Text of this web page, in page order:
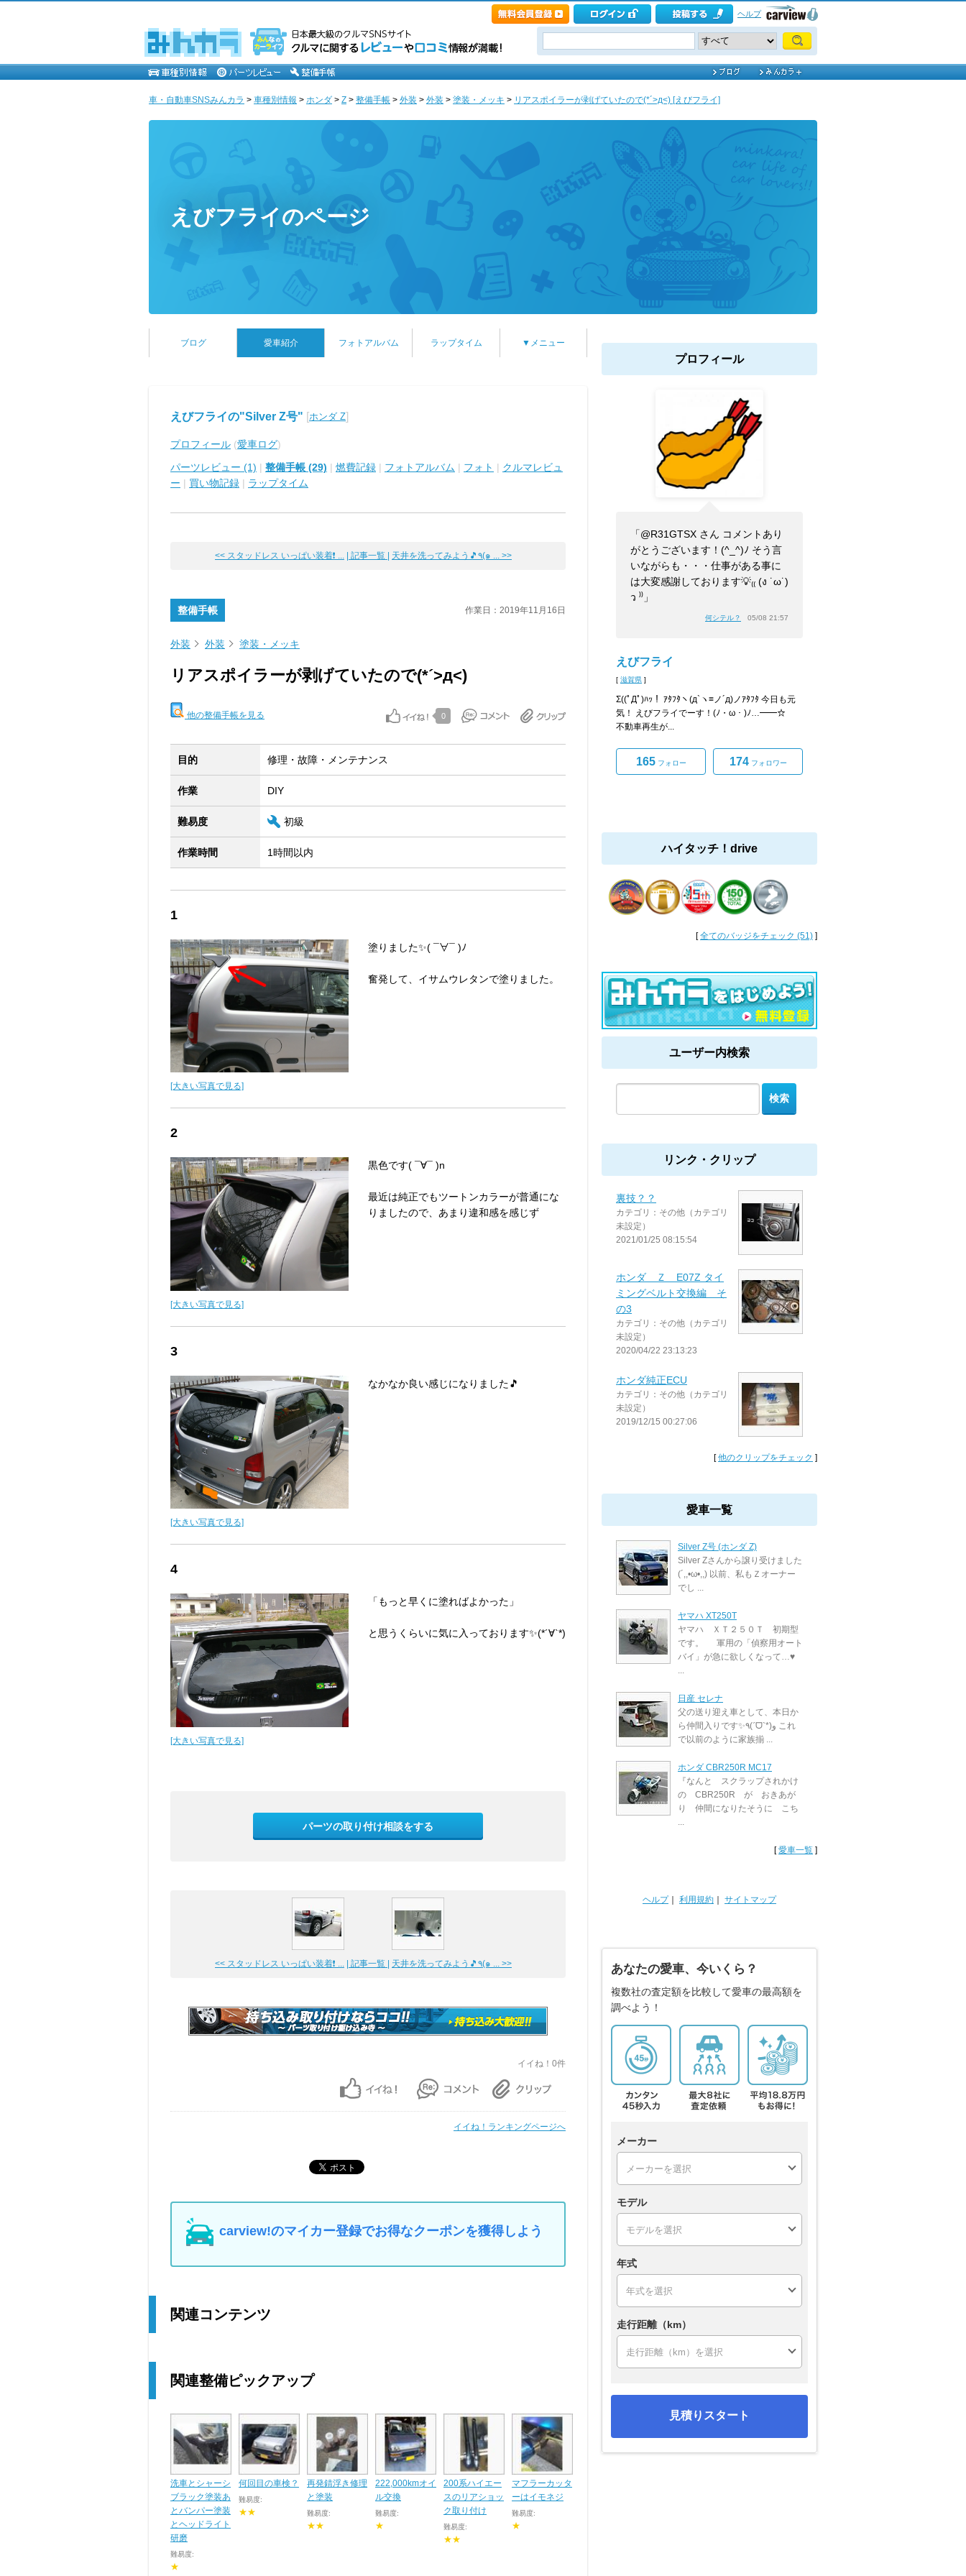
ヘルプ
車・自動車SNSみんカラ > 車種別情報 > ホンダ > Z > 整備手帳 > 外装 > 外装 > 塗装・メッキ > リアスポイラーが剥げていたので(*´>д<) [えびフライ]
えびフライのページ
ブログ 愛車紹介 フォトアルバム ラップタイム ▼メニュー
えびフライの"Silver Z号" [ホンダ Z]
プロフィール (愛車ログ)
パーツレビュー (1) | 整備手帳 (29) | 燃費記録 | フォトアルバム | フォト | クルマレビュ
ー | 買い物記録 | ラップタイム
<< スタッドレス いっぱい装着❗ ... | 記事一覧 | 天井を洗ってみよう🎵٩(๑ ... >>
整備手帳 作業日：2019年11月16日
外装 外装 塗装・メッキ
リアスポイラーが剥げていたので(*´>д<)
他の整備手帳を見る 0
目的 修理・故障・メンテナンス
作業 DIY
難易度 初級
作業時間 1時間以内
1
[大きい写真で見る]
塗りました✨( ¯∀¯ )ﾉ
奮発して、イサムウレタンで塗りました。
2
[大きい写真で見る]
黒色です( ¯∀¯ )n
最近は純正でもツートンカラーが普通にな
りましたので、あまり違和感を感じず
3
[大きい写真で見る]
なかなか良い感じになりました🎵
4
[大きい写真で見る]
「もっと早くに塗ればよかった」
と思うくらいに気に入っております✨(*´∀`*)
パーツの取り付け相談をする
<< スタッドレス いっぱい装着❗ ... | 記事一覧 | 天井を洗ってみよう🎵٩(๑ ... >>
イイね！0件
イイね！ランキングページへ
carview!のマイカー登録でお得なクーポンを獲得しよう
関連コンテンツ
関連整備ピックアップ
洗車とシャーシ
ブラック塗装あ
とバンパー塗装
とヘッドライト
研磨
難易度:
★
何回目の車検？
難易度:
★★
再発錆浮き修理
と塗装
難易度:
★★
222,000kmオイ
ル交換
難易度:
★
200系ハイエー
スのリアショッ
ク取り付け
難易度:
★★
マフラーカッタ
ーはイモネジ
難易度:
★
プロフィール
「@R31GTSX さん コメントあり
がとうございます！(^_^)ﾉ そう言
いながらも・・・仕事がある事に
は大変感謝しております💡₍₍ (ง ˙ω˙)
ว ⁾⁾」
何シテル？ 05/08 21:57
えびフライ
[ 滋賀県 ]
Σ((ﾟДﾟ)ﾊｯ！ ｱﾀﾌﾀヽ(д`ヽ≡ノ´д)ノｱﾀﾌﾀ 今日も元
気！ えびフライでーす！(ﾉ・ω・)ﾉ…━━☆
不動車再生が...
165フォロー 174フォロワー
ハイタッチ！drive
[全てのバッジをチェック (51) ]
ユーザー内検索
リンク・クリップ
裏技？？
カテゴリ：その他（カテゴリ
未設定）
2021/01/25 08:15:54
ホンダ Ｚ E07Z タイ
ミングベルト交換編 そ
の3
カテゴリ：その他（カテゴリ
未設定）
2020/04/22 23:13:23
ホンダ純正ECU
カテゴリ：その他（カテゴリ
未設定）
2019/12/15 00:27:06
[他のクリップをチェック ]
愛車一覧
Silver Z号 (ホンダ Z)
Silver Zさんから譲り受けました
(´,,•ω•,,) 以前、私もＺオーナー
でし ...
ヤマハ XT250T
ヤマハ ＸＴ２５０Ｔ 初期型
です。 軍用の「偵察用オート
バイ」が急に欲しくなって…♥
...
日産 セレナ
父の送り迎え車として、本日か
ら仲間入りです✨٩(ˊᗜˋ*)و これ
で以前のように家族揃 ...
ホンダ CBR250R MC17
『なんと スクラップされかけ
の CBR250R が おきあが
り 仲間になりたそうに こち
...
[愛車一覧 ]
ヘルプ｜ 利用規約 サイトマップ
あなたの愛車、今いくら？
複数社の査定額を比較して愛車の最高額を
調べよう！
メーカー
モデル
年式
走行距離（km）
見積りスタート